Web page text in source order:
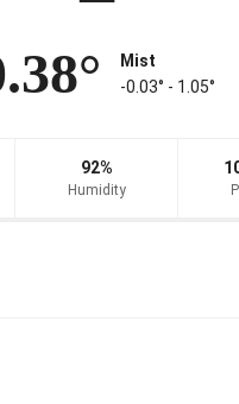
Mist
-0.03° ‐ 1.05°
92%
Humidity